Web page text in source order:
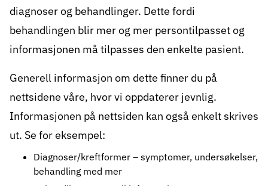
diagnoser og behandlinger. Dette fordi
behandlingen blir mer og mer persontilpasset og
informasjonen må tilpasses den enkelte pasient.
Generell informasjon om dette finner du på
nettsidene våre, hvor vi oppdaterer jevnlig.
Informasjonen på nettsiden kan også enkelt skrives
ut. Se for eksempel:
Diagnoser/kreftformer – symptomer, undersøkelser,
behandling med mer